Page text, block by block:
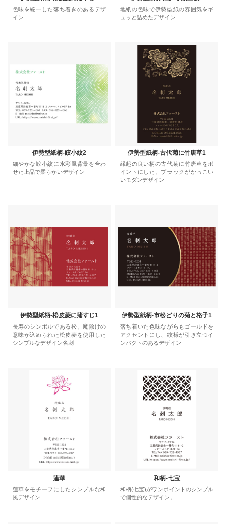
色味を統一した落ち着きのあるデザ
イン
地紙の色味で伊勢型紙の雰囲気をギ
ュッと詰めたデザイン
伊勢型紙柄-鮫小紋2
細やかな鮫小紋に水彩風背景を合わ
せた上品で柔らかいデザイン
伊勢型紙柄-古代菊に竹唐草1
縁起の良い柄の古代菊に竹唐草をポ
イントにした、ブラックがかっこい
いモダンデザイン
伊勢型紙柄-松皮菱に蒲すじ1
長寿のシンボルである松、魔除けの
意味が込められた松皮菱を使用した
シンプルなデザイン名刺
伊勢型紙柄-市松どりの菊と格子1
落ち着いた色味ながらもゴールドを
アクセントにし、紋様が引き立つイ
ンパクトのあるデザイン
蓮華
蓮華をモチーフにしたシンプルな和
風デザイン
和柄-七宝
和柄(七宝)がワンポイントのシンプル
で個性的なデザイン。